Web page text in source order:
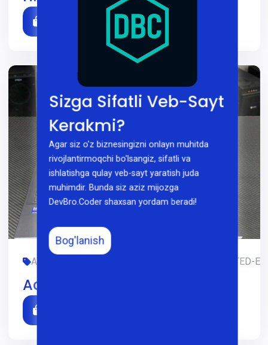
Sizga Sifatli Veb-Sayt
Kerakmi?
Agar siz o'z biznesingizni onlayn muhitda
rivojlantirmoqchi bo'lsangiz, sifatli va
ishlatishga qulay veb-sayt yaratish juda
muhimdir. Bunda siz aziz mijozga
DevBro.Coder shaxsan yordam beradi!
Bog'lanish
ACER, DIZAYN, FOYDALANILGAN, GAMING, LIMITED-
Acer Predator